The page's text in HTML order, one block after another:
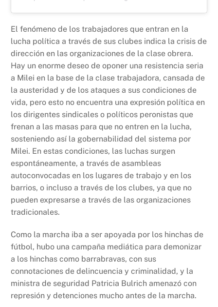
El fenómeno de los trabajadores que entran en la
lucha política a través de sus clubes indica la crisis de
dirección en las organizaciones de la clase obrera.
Hay un enorme deseo de oponer una resistencia seria
a Milei en la base de la clase trabajadora, cansada de
la austeridad y de los ataques a sus condiciones de
vida, pero esto no encuentra una expresión política en
los dirigentes sindicales o políticos peronistas que
frenan a las masas para que no entren en la lucha,
sosteniendo así la gobernabilidad del sistema por
Milei. En estas condiciones, las luchas surgen
espontáneamente, a través de asambleas
autoconvocadas en los lugares de trabajo y en los
barrios, o incluso a través de los clubes, ya que no
pueden expresarse a través de las organizaciones
tradicionales.
Como la marcha iba a ser apoyada por los hinchas de
fútbol, hubo una campaña mediática para demonizar
a los hinchas como barrabravas, con sus
connotaciones de delincuencia y criminalidad, y la
ministra de seguridad Patricia Bulrich amenazó con
represión y detenciones mucho antes de la marcha.